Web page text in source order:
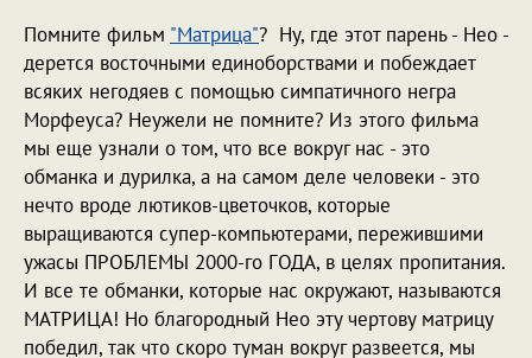
Помните фильм "Матрица"? Ну, где этот парень - Нео -
дерется восточными единоборствами и побеждает
всяких негодяев с помощью симпатичного негра
Морфеуса? Неужели не помните? Из этого фильма
мы еще узнали о том, что все вокруг нас - это
обманка и дурилка, а на самом деле человеки - это
нечто вроде лютиков-цветочков, которые
выращиваются супер-компьютерами, пережившими
ужасы ПРОБЛЕМЫ 2000-го ГОДА, в целях пропитания.
И все те обманки, которые нас окружают, называются
МАТРИЦА! Но благородный Нео эту чертову матрицу
победил, так что скоро туман вокруг развеется, мы